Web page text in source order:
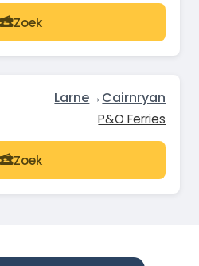
Zoek
Larne→Cairnryan
P&O Ferries
Zoek